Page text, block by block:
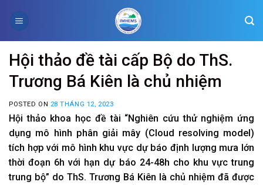
Hội thảo đề tài cấp Bộ do ThS.
Trương Bá Kiên là chủ nhiệm
POSTED ON 28 THÁNG 12, 2023
Hội thảo khoa học đề tài “Nghiên cứu thử nghiệm ứng
dụng mô hình phân giải mây (Cloud resolving model)
tích hợp với mô hình khu vực dự báo định lượng mưa lớn
thời đoạn 6h với hạn dự báo 24-48h cho khu vực trung
trung bộ” do ThS. Trương Bá Kiên là chủ nhiệm đã được